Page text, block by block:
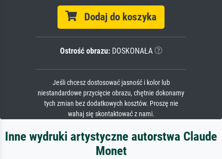
Dodaj do koszyka
Ostrość obrazu:DOSKONAŁA
Jeśli chcesz dostosować jasność i kolor lub
niestandardowe przycięcie obrazu, chętnie dokonamy
tych zmian bez dodatkowych kosztów. Proszę nie
wahaj się skontaktować z nami.
Inne wydruki artystyczne autorstwa Claude
Monet